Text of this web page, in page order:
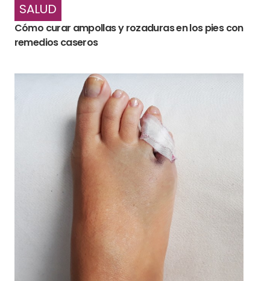
SALUD
Cómo curar ampollas y rozaduras en los pies con
remedios caseros